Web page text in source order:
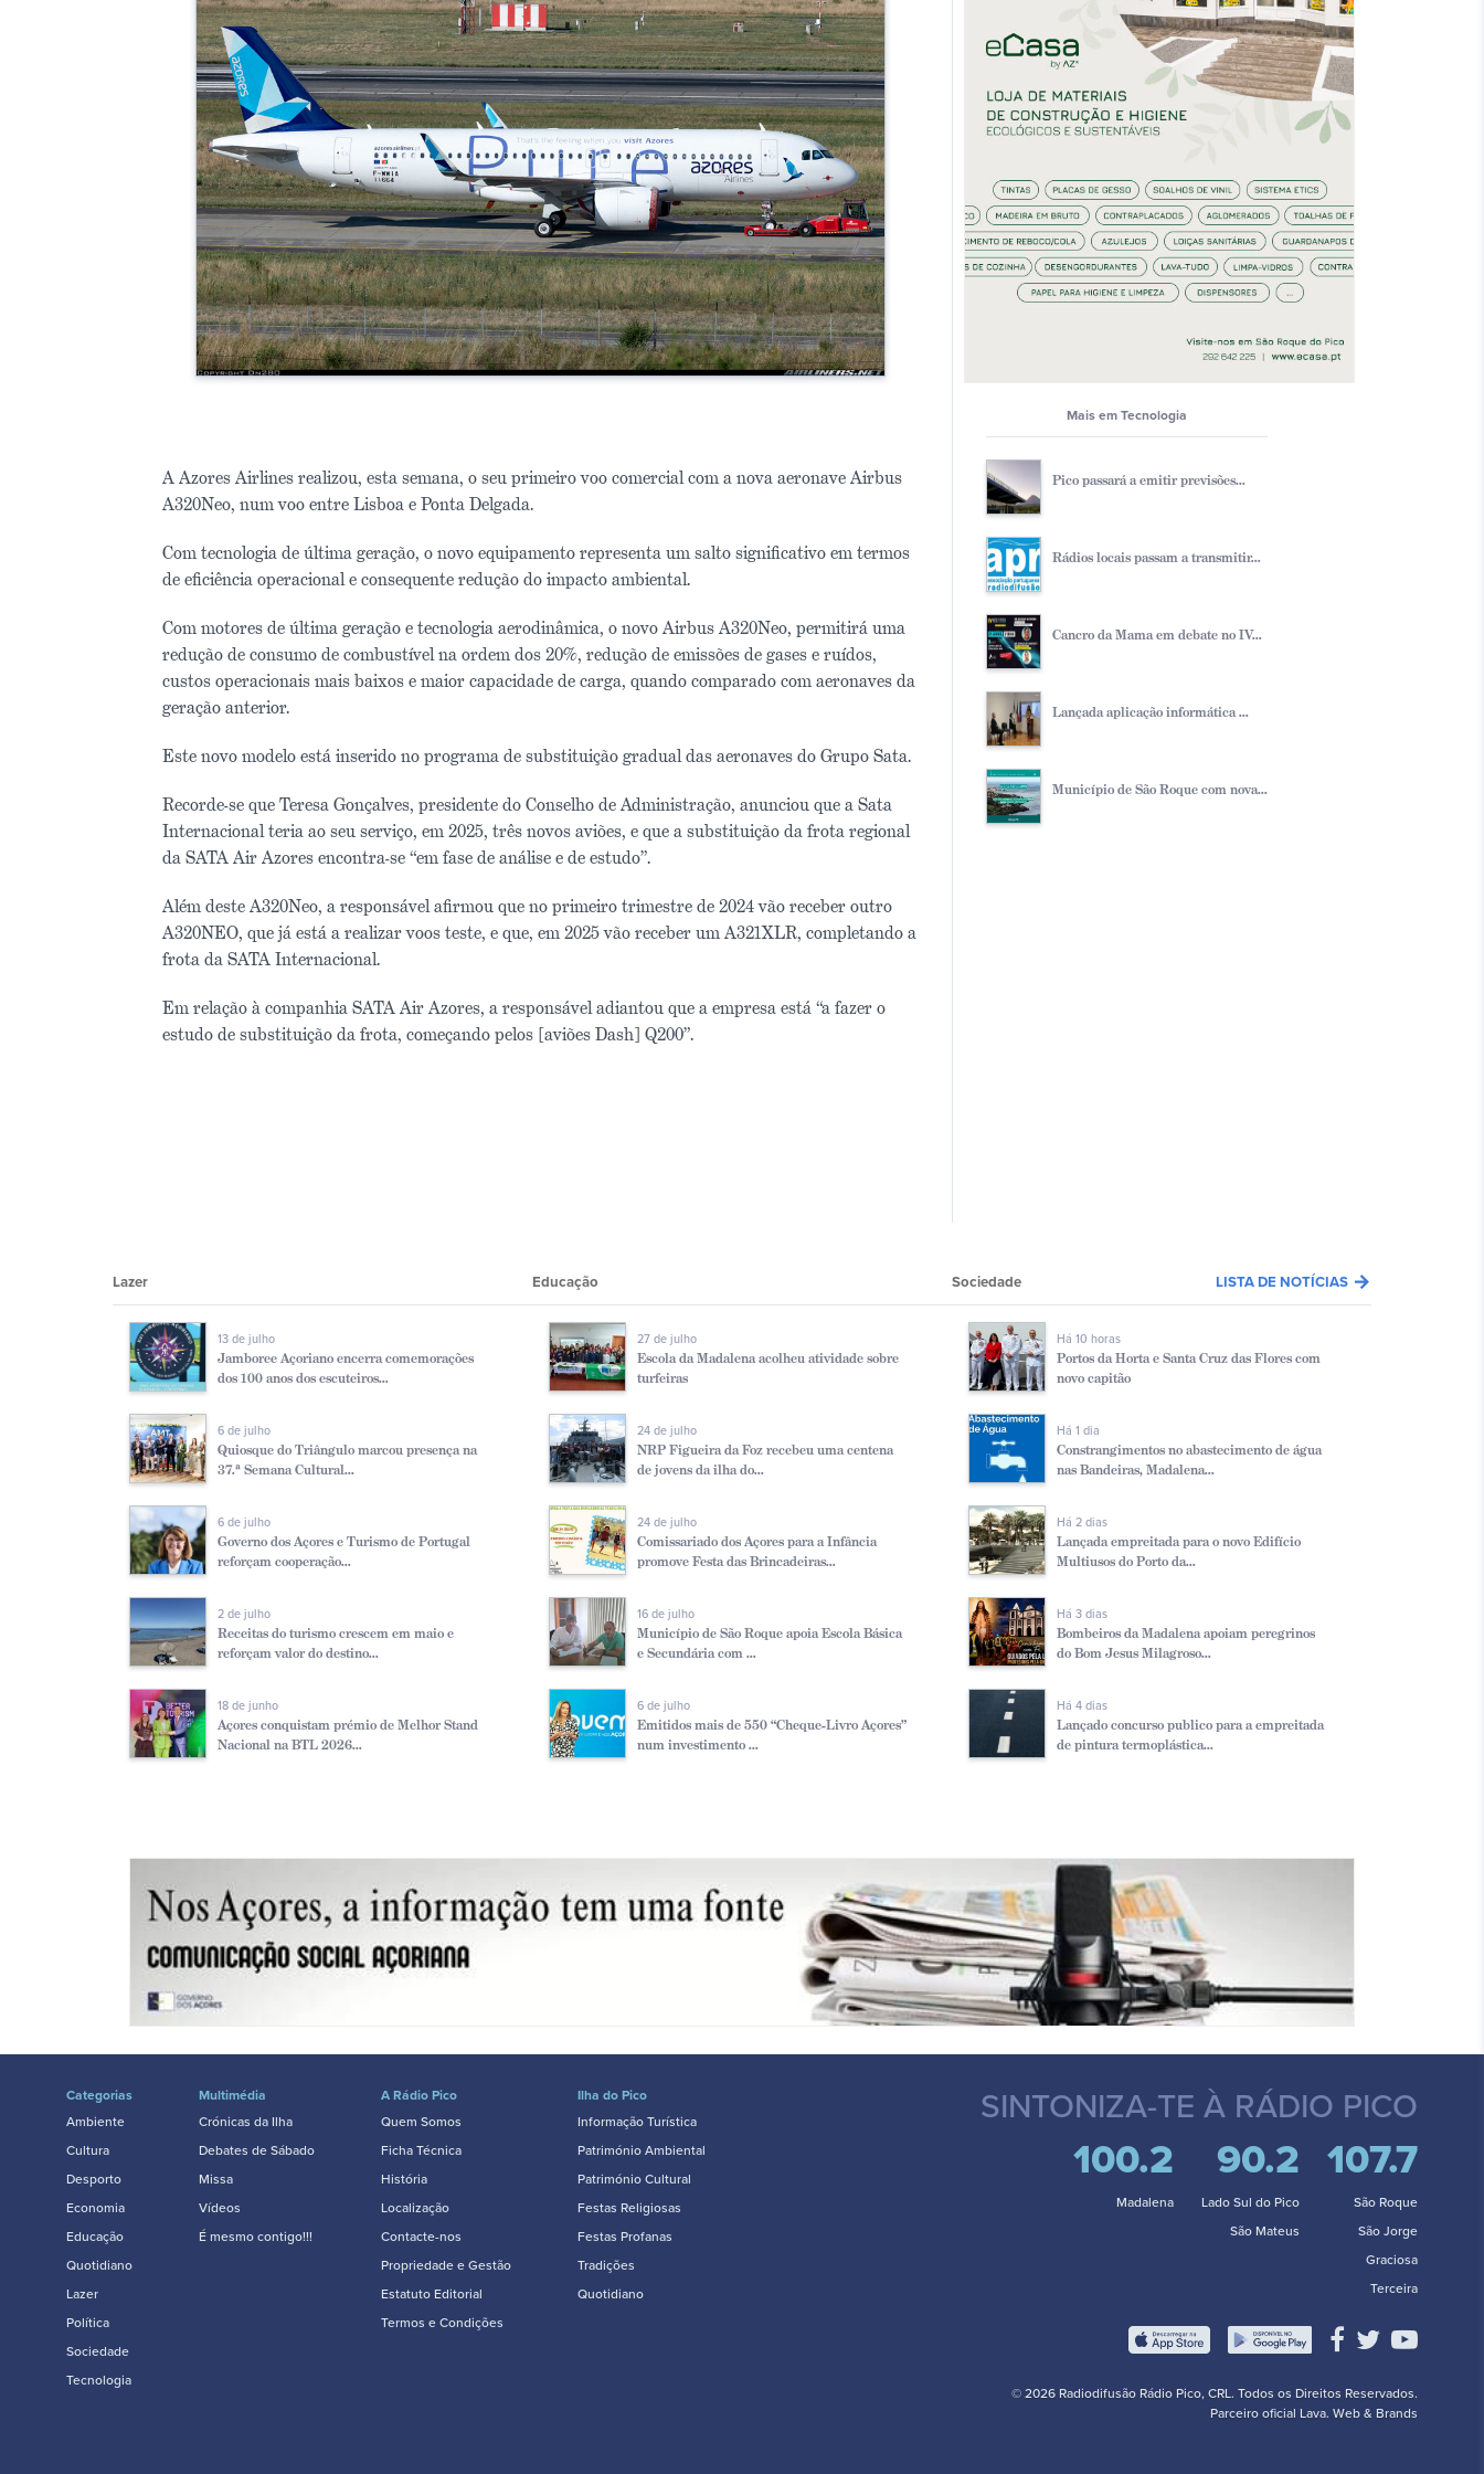
A Azores Airlines realizou, esta semana, o seu primeiro voo comercial com a nova aeronave Airbus
A320Neo, num voo entre Lisboa e Ponta Delgada.
Com tecnologia de última geração, o novo equipamento representa um salto significativo em termos
de eficiência operacional e consequente redução do impacto ambiental.
Com motores de última geração e tecnologia aerodinâmica, o novo Airbus A320Neo, permitirá uma
redução de consumo de combustível na ordem dos 20%, redução de emissões de gases e ruídos,
custos operacionais mais baixos e maior capacidade de carga, quando comparado com aeronaves da
geração anterior.
Este novo modelo está inserido no programa de substituição gradual das aeronaves do Grupo Sata.
Recorde-se que Teresa Gonçalves, presidente do Conselho de Administração, anunciou que a Sata
Internacional teria ao seu serviço, em 2025, três novos aviões, e que a substituição da frota regional
da SATA Air Azores encontra-se “em fase de análise e de estudo”.
Além deste A320Neo, a responsável afirmou que no primeiro trimestre de 2024 vão receber outro
A320NEO, que já está a realizar voos teste, e que, em 2025 vão receber um A321XLR, completando a
frota da SATA Internacional.
Em relação à companhia SATA Air Azores, a responsável adiantou que a empresa está “a fazer o
estudo de substituição da frota, começando pelos [aviões Dash] Q200”.
Mais em Tecnologia
Pico passará a emitir previsões...
Rádios locais passam a transmitir...
Cancro da Mama em debate no IV...
Lançada aplicação informática ...
Município de São Roque com nova...
Lazer Educação Sociedade LISTA DE NOTÍCIAS arrow_forward
13 de julho
Jamboree Açoriano encerra comemorações
dos 100 anos dos escuteiros...
6 de julho
Quiosque do Triângulo marcou presença na
37.ª Semana Cultural...
6 de julho
Governo dos Açores e Turismo de Portugal
reforçam cooperação...
2 de julho
Receitas do turismo crescem em maio e
reforçam valor do destino...
18 de junho
Açores conquistam prémio de Melhor Stand
Nacional na BTL 2026...
27 de julho
Escola da Madalena acolheu atividade sobre
turfeiras
24 de julho
NRP Figueira da Foz recebeu uma centena
de jovens da ilha do...
24 de julho
Comissariado dos Açores para a Infância
promove Festa das Brincadeiras...
16 de julho
Município de São Roque apoia Escola Básica
e Secundária com ...
6 de julho
Emitidos mais de 550 “Cheque-Livro Açores”
num investimento ...
Há 10 horas
Portos da Horta e Santa Cruz das Flores com
novo capitão
Há 1 dia
Constrangimentos no abastecimento de água
nas Bandeiras, Madalena...
Há 2 dias
Lançada empreitada para o novo Edifício
Multiusos do Porto da...
Há 3 dias
Bombeiros da Madalena apoiam peregrinos
do Bom Jesus Milagroso...
Há 4 dias
Lançado concurso publico para a empreitada
de pintura termoplástica...
Categorias
Ambiente
Cultura
Desporto
Economia
Educação
Quotidiano
Lazer
Política
Sociedade
Tecnologia
Multimédia
Crónicas da Ilha
Debates de Sábado
Missa
Vídeos
É mesmo contigo!!!
A Rádio Pico
Quem Somos
Ficha Técnica
História
Localização
Contacte-nos
Propriedade e Gestão
Estatuto Editorial
Termos e Condições
Ilha do Pico
Informação Turística
Património Ambiental
Património Cultural
Festas Religiosas
Festas Profanas
Tradições
Quotidiano
SINTONIZA-TE À RÁDIO PICO
100.2
Madalena
90.2
Lado Sul do Pico
São Mateus
107.7
São Roque
São Jorge
Graciosa
Terceira
© 2026 Radiodifusão Rádio Pico, CRL. Todos os Direitos Reservados.
Parceiro oficial Lava. Web & Brands